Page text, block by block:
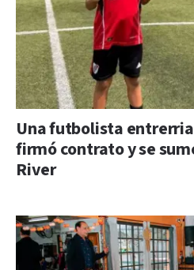
Una futbolista
firmó contrato y se
River